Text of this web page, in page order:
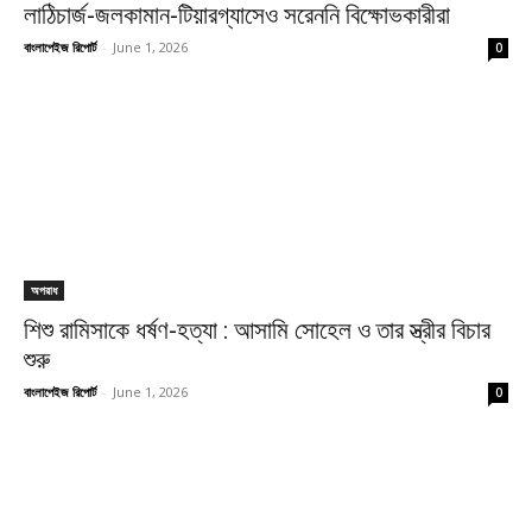
লাঠিচার্জ-জলকামান-টিয়ারগ্যাসেও সরেননি বিক্ষোভকারীরা
বাংলাপেইজ রিপোর্ট - June 1, 2026 0
অপরাধ
শিশু রামিসাকে ধর্ষণ-হত্যা : আসামি সোহেল ও তার স্ত্রীর বিচার
শুরু
বাংলাপেইজ রিপোর্ট - June 1, 2026 0